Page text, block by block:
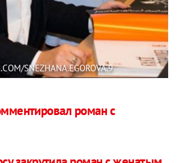
SNEZHANA.EGOROVA.9
роман с